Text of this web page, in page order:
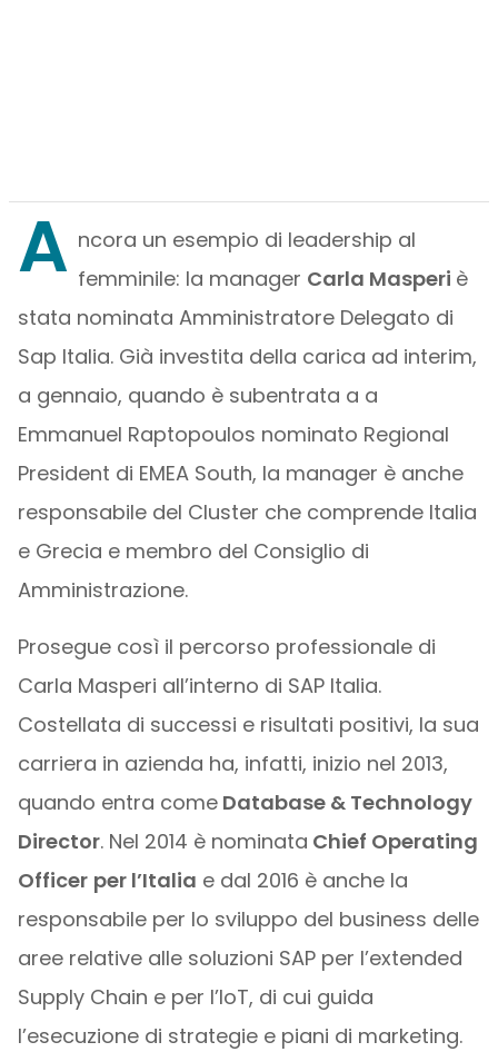
A ncora un esempio di leadership al
femminile: la manager Carla Masperi è
stata nominata Amministratore Delegato di
Sap Italia. Già investita della carica ad interim,
a gennaio, quando è subentrata a a
Emmanuel Raptopoulos nominato Regional
President di EMEA South, la manager è anche
responsabile del Cluster che comprende Italia
e Grecia e membro del Consiglio di
Amministrazione.
Prosegue così il percorso professionale di
Carla Masperi all’interno di SAP Italia.
Costellata di successi e risultati positivi, la sua
carriera in azienda ha, infatti, inizio nel 2013,
quando entra comeDatabase & Technology
Director. Nel 2014 è nominata Chief Operating
Officer per l’Italia e dal 2016 è anche la
responsabile per lo sviluppo del business delle
aree relative alle soluzioni SAP per l’extended
Supply Chain e per l’IoT, di cui guida
l’esecuzione di strategie e piani di marketing.